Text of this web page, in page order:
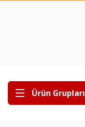
Ürün Grupları